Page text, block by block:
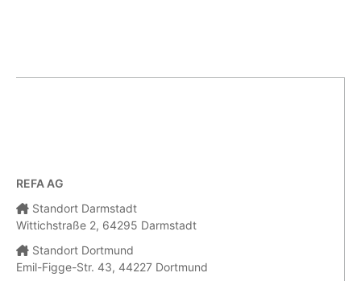
REFA AG
Standort Darmstadt
Wittichstraße 2, 64295 Darmstadt
Standort Dortmund
Emil-Figge-Str. 43, 44227 Dortmund